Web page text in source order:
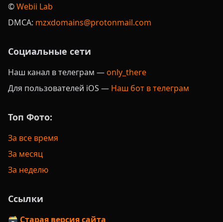
©️Webii Lab
DMCA: mzxdomains@protonmail.com
Социальные сети
Наш канал в телеграм —only_there
Для пользователей iOS — Наш бот в телеграм
Топ Фото:
За все время
За месяц
За неделю
Ссылки
🗃️ Старая версия сайта